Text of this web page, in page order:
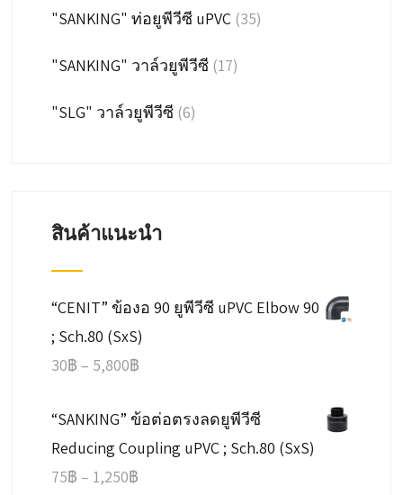
"SANKING" ท่อยูพีวีซี uPVC (35)
"SANKING" วาล์วยูพีวีซี (17)
"SLG" วาล์วยูพีวีซี (6)
สินค้าแนะนำ
“CENIT” ข้องอ 90 ยูพีวีซี uPVC Elbow 90
; Sch.80 (SxS)
30฿ – 5,800฿Price
30฿
through
“SANKING” ข้อต่อตรงลดยูพีวีซี
Reducing Coupling uPVC ; Sch.80 (SxS)
75฿ – 1,250฿Price